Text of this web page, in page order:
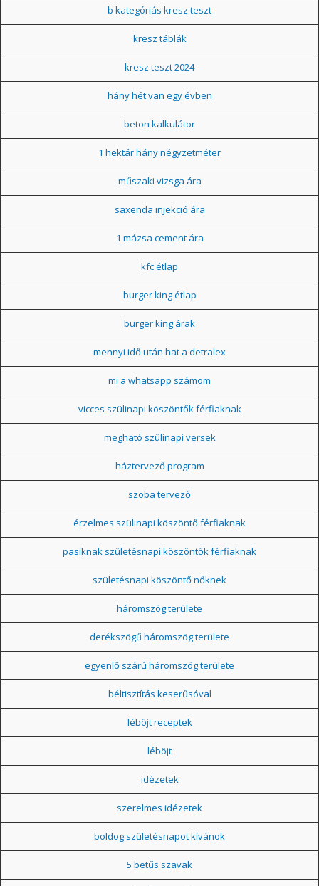
b kategóriás kresz teszt
kresz táblák
kresz teszt 2024
hány hét van egy évben
beton kalkulátor
1 hektár hány négyzetméter
műszaki vizsga ára
saxenda injekció ára
1 mázsa cement ára
kfc étlap
burger king étlap
burger king árak
mennyi idő után hat a detralex
mi a whatsapp számom
vicces szülinapi köszöntők férfiaknak
megható szülinapi versek
háztervező program
szoba tervező
érzelmes szülinapi köszöntő férfiaknak
pasiknak születésnapi köszöntők férfiaknak
születésnapi köszöntő nőknek
háromszög területe
derékszögű háromszög területe
egyenlő szárú háromszög területe
béltisztítás keserűsóval
léböjt receptek
léböjt
idézetek
szerelmes idézetek
boldog születésnapot kívánok
5 betűs szavak